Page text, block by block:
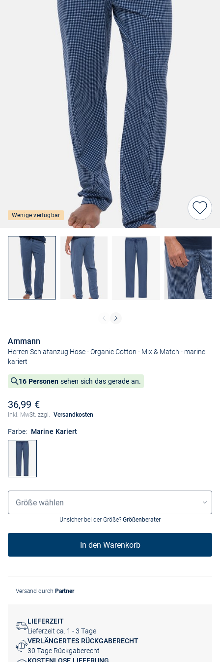
Wenige verfügbar
Ammann
Herren Schlafanzug Hose - Organic Cotton - Mix & Match - marine
kariert
16 Personen sehen sich das gerade an.
36,99 €
Inkl. MwSt. zzgl. Versandkosten
Farbe: Marine Kariert
Größenauswahl
Größe wählen
Unsicher bei der Größe? Größenberater
In den Warenkorb
Versand durch Partner
LIEFERZEIT
Lieferzeit ca. 1 - 3 Tage
VERLÄNGERTES RÜCKGABERECHT
30 Tage Rückgaberecht